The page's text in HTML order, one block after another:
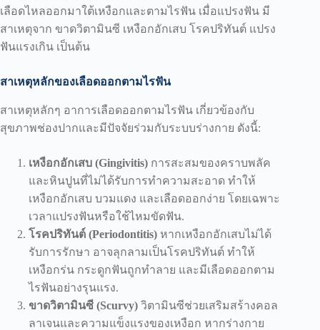
เลือดไหลออกมาใต้เหงือกและตามไรฟัน เมื่อแปรงฟัน มี
สาเหตุจาก ขาดวิตามินซี เหงือกอักเสบ โรคปริทันต์ แปรง
ฟันแรงเกิน เป็นต้น
สาเหตุหลักของเลือดออกตามไรฟัน
สาเหตุหลักๆ อาการเลือดออกตามไรฟัน เกี่ยวข้องกับ
สุขภาพช่องปากและมีปัจจัยร่วมกับระบบร่างกาย ดังนี้:
เหงือกอักเสบ (Gingivitis) การสะสมของคราบพลัค
และหินปูนที่ไม่ได้รับการทำความสะอาด ทำให้
เหงือกอักเสบ บวมแดง และเลือดออกง่าย โดยเฉพาะ
เวลาแปรงฟันหรือใช้ไหมขัดฟัน.
โรคปริทันต์ (Periodontitis) หากเหงือกอักเสบไม่ได้
รับการรักษา อาจลุกลามเป็นโรคปริทันต์ ทำให้
เหงือกร่น กระดูกฟันถูกทำลาย และมีเลือดออกตาม
ไรฟันอย่างรุนแรง.
ขาดวิตามินซี (Scurvy) วิตามินซีช่วยเสริมสร้างคอล
ลาเจนและความแข็งแรงของเหงือก หากร่างกาย